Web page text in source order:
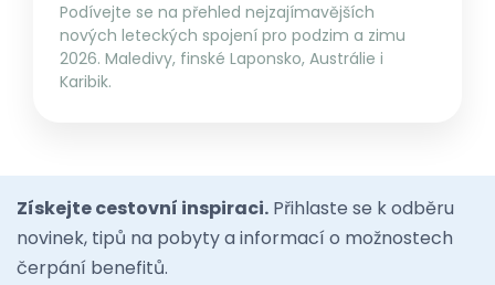
Podívejte se na přehled nejzajímavějších
nových leteckých spojení pro podzim a zimu
2026. Maledivy, finské Laponsko, Austrálie i
Karibik.
Získejte cestovní inspiraci. Přihlaste se k odběru
novinek, tipů na pobyty a informací o možnostech
čerpání benefitů.